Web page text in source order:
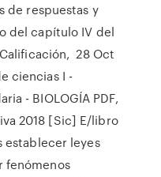
de respuestas y
del capítulo IV del
28 Oct
ciencias I -
- BIOLOGÍA PDF,
2018 [Sic] E/libro
establecer leyes
fenómenos